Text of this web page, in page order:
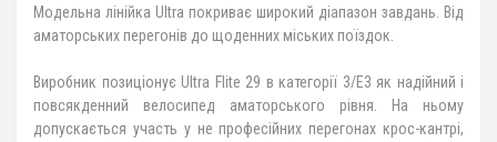
Модельна лінійка Ultra покриває широкий діапазон завдань. Від
аматорських перегонів до щоденних міських поїздок.
Виробник позиціонує Ultra Flite 29 в категорії 3/E3 як надійний і
повсякденний велосипед аматорського рівня. На ньому
допускається участь у не професійних перегонах крос-кантрі,